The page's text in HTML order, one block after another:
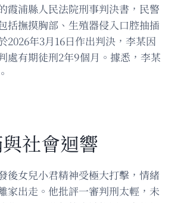
霞浦縣人民法院刑事判決書，民警
括撫摸胸部、生殖器侵入口腔抽插
2026年3月16日作出判決，李某因
處有期徒刑2年9個月。據悉，李某
社會迴響
後女兒小君精神受極大打擊，情緒
家出走。他批評一審判刑太輕，未